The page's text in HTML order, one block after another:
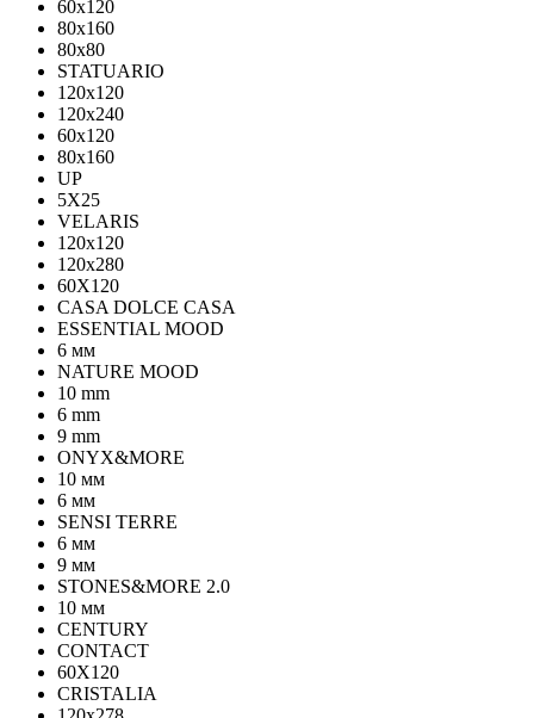
60x120
80x160
80x80
STATUARIO
120x120
120x240
60x120
80x160
UP
5Х25
VELARIS
120х120
120х280
60X120
CASA DOLCE CASA
ESSENTIAL MOOD
6 мм
NATURE MOOD
10 mm
6 mm
9 mm
ONYX&MORE
10 мм
6 мм
SENSI TERRE
6 мм
9 мм
STONES&MORE 2.0
10 мм
CENTURY
CONTACT
60X120
CRISTALIA